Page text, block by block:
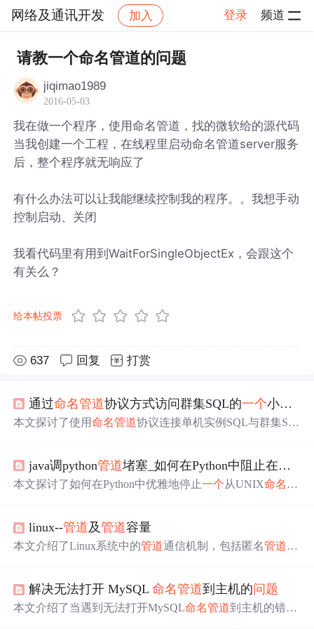
网络及通讯开发 加入 登录 频道
社区 网络及通讯开发 帖子详情
请教一个命名管道的问题
jiqimao1989
2016-05-03
我在做一个程序，使用命名管道，找的微软给的源代码
当我创建一个工程，在线程里启动命名管道server服务
后，整个程序就无响应了
有什么办法可以让我能继续控制我的程序。。我想手动
控制启动、关闭
我看代码里有用到WaitForSingleObjectEx，会跟这个
有关么？
给本帖投票
637 回复 打赏
通过命名管道协议方式访问群集SQL的一个小问题
本文探讨了使用命名管道协议连接单机实例SQL与群集SQ
了解决方案，即通过设置SQL Server客户端网络实用工具
中的别名来解决这一问题。
java调python管道堵塞_如何在Python中阻止在命名
本文探讨了如何在Python中优雅地停止一个从UNIX命名 管
被阻塞的情况下。
linux--管道及管道容量
本文介绍了Linux系统中的管道通信机制，包括匿名管道和
实现数据传输。此外，文章还探讨了管道 的容量问题，指
出管道满时写端会阻塞，同时提供了一个测试管道大小的
解决无法打开 MySQL命名管道到主机的问题
本文介绍了当遇到无法打开MySQL命名管道到主机的错误